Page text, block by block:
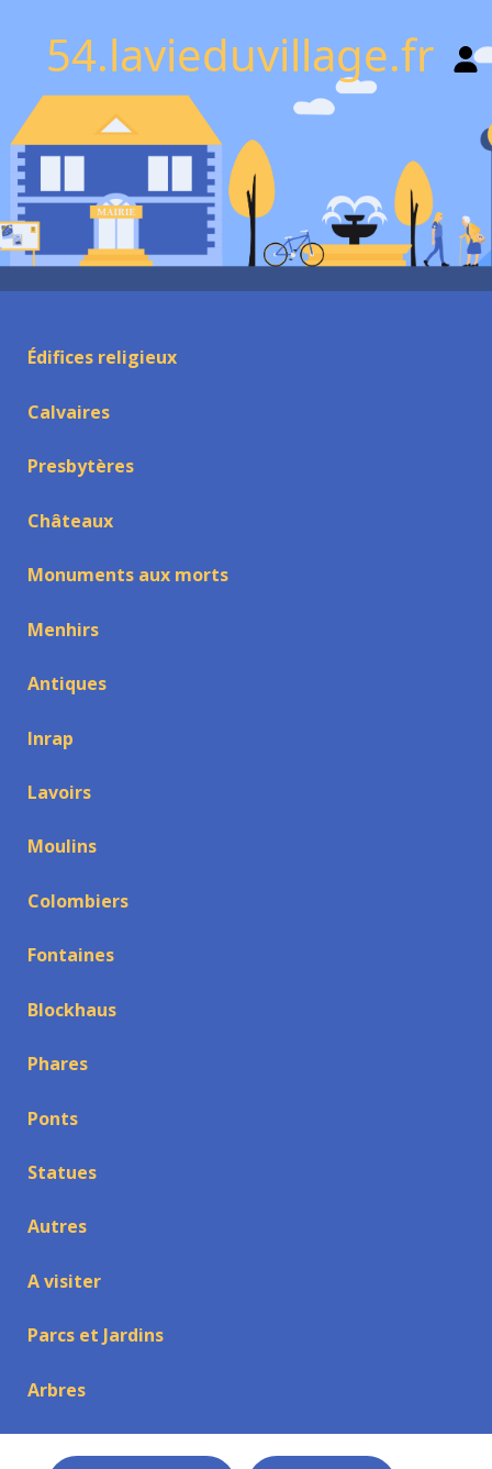
54.lavieduvillage.fr
Édifices religieux
Calvaires
Presbytères
Châteaux
Monuments aux morts
Menhirs
Antiques
Inrap
Lavoirs
Moulins
Colombiers
Fontaines
Blockhaus
Phares
Ponts
Statues
Autres
A visiter
Parcs et Jardins
Arbres